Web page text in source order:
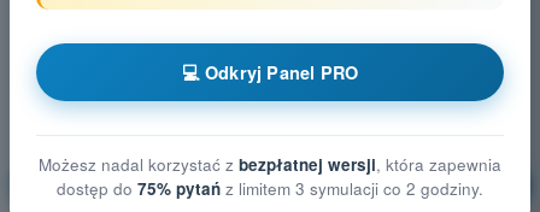
Prawo lotnicze Trening!
💻 Odkryj Panel PRO
Możesz nadal korzystać z bezpłatnej wersji, która zapewnia
dostęp do 75% pytań z limitem 3 symulacji co 2 godziny.